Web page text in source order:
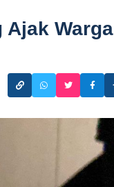
Ajak Warga